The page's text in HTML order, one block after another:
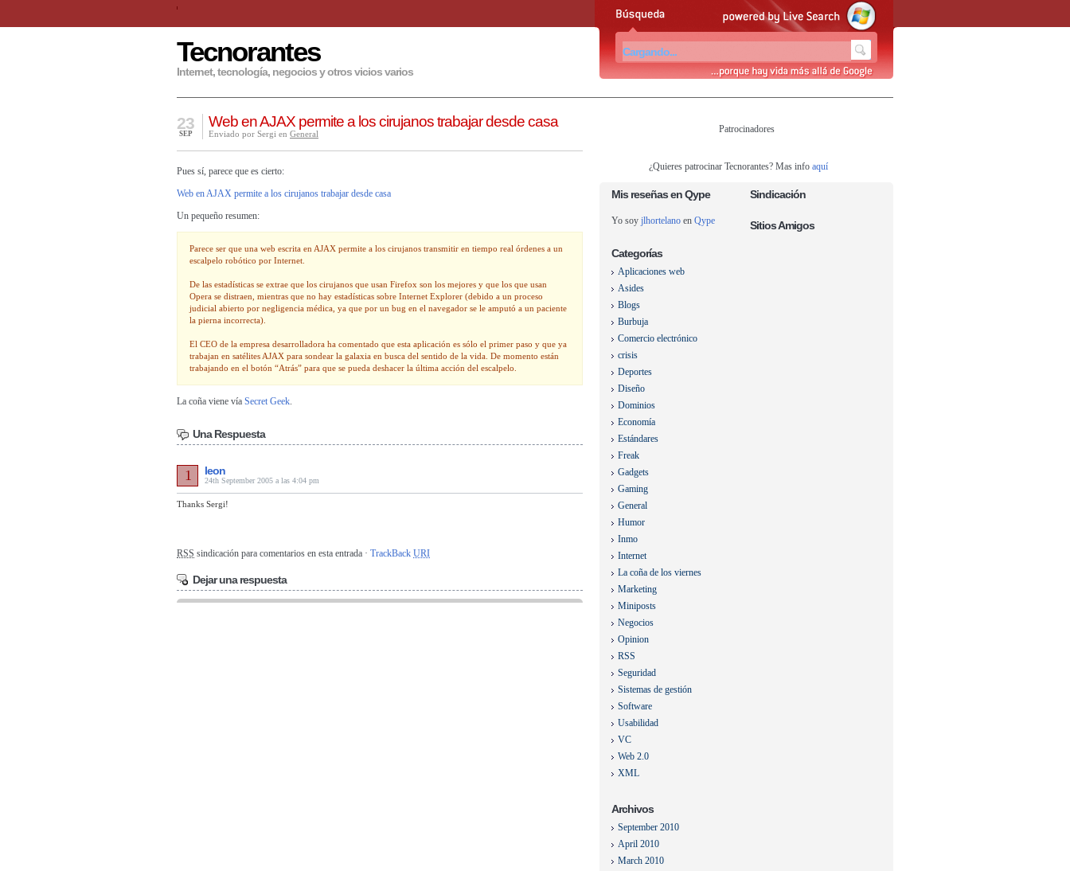
Tecnorantes
Internet, tecnología, negocios y otros vicios varios
Web en AJAX permite a los cirujanos trabajar desde casa
23
SEP Enviado por Sergi en General
Pues sí, parece que es cierto:
Web en AJAX permite a los cirujanos trabajar desde casa
Un pequeño resumen:
Parece ser que una web escrita en AJAX permite a los cirujanos transmitir en tiempo real órdenes a un
escalpelo robótico por Internet.
De las estadísticas se extrae que los cirujanos que usan Firefox son los mejores y que los que usan
Opera se distraen, mientras que no hay estadísticas sobre Internet Explorer (debido a un proceso
judicial abierto por negligencia médica, ya que por un bug en el navegador se le amputó a un paciente
la pierna incorrecta).
El CEO de la empresa desarrolladora ha comentado que esta aplicación es sólo el primer paso y que ya
trabajan en satélites AJAX para sondear la galaxia en busca del sentido de la vida. De momento están
trabajando en el botón “Atrás” para que se pueda deshacer la última acción del escalpelo.
La coña viene vía Secret Geek.
Una Respuesta
leon
24th September 2005 a las 4:04 pm
1
Thanks Sergi!
RSS sindicación para comentarios en esta entrada · TrackBack URI
Dejar una respuesta
Patrocinadores
¿Quieres patrocinar Tecnorantes? Mas info aquí
Mis reseñas en Qype
Yo soy jlhortelano en Qype
Categorías
Aplicaciones web
Asides
Blogs
Burbuja
Comercio electrónico
crisis
Deportes
Diseño
Dominios
Economía
Estándares
Freak
Gadgets
Gaming
General
Humor
Inmo
Internet
La coña de los viernes
Marketing
Miniposts
Negocios
Opinion
RSS
Seguridad
Sistemas de gestión
Software
Usabilidad
VC
Web 2.0
XML
Archivos
September 2010
April 2010
March 2010
Sindicación
Sitios Amigos